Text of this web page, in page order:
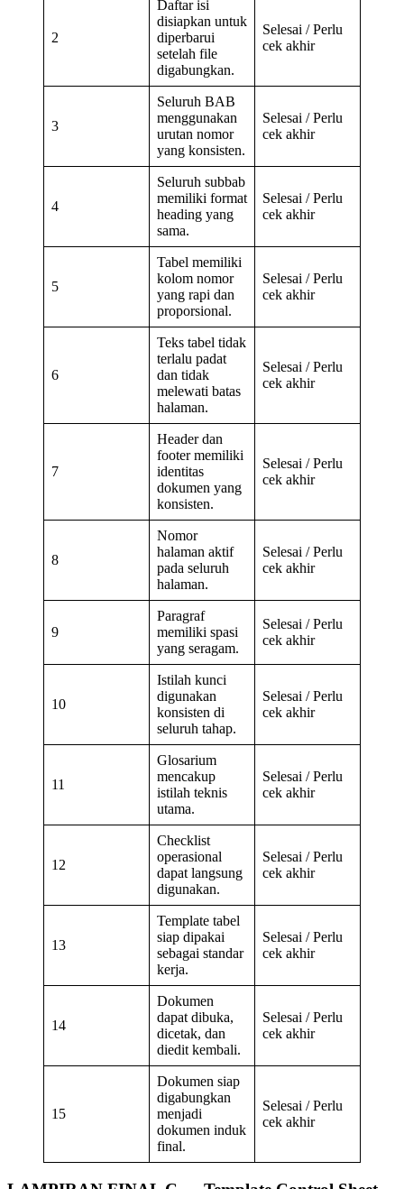
2
Daftar isi
disiapkan untuk
diperbarui
setelah file
digabungkan.
Selesai / Perlu
cek akhir
3
Seluruh BAB
menggunakan
urutan nomor
yang konsisten.
Selesai / Perlu
cek akhir
4
Seluruh subbab
memiliki format
heading yang
sama.
Selesai / Perlu
cek akhir
5
Tabel memiliki
kolom nomor
yang rapi dan
proporsional.
Selesai / Perlu
cek akhir
6
Teks tabel tidak
terlalu padat
dan tidak
melewati batas
halaman.
Selesai / Perlu
cek akhir
7
Header dan
footer memiliki
identitas
dokumen yang
konsisten.
Selesai / Perlu
cek akhir
8
Nomor
halaman aktif
pada seluruh
halaman.
Selesai / Perlu
cek akhir
9
Paragraf
memiliki spasi
yang seragam.
Selesai / Perlu
cek akhir
10
Istilah kunci
digunakan
konsisten di
seluruh tahap.
Selesai / Perlu
cek akhir
11
Glosarium
mencakup
istilah teknis
utama.
Selesai / Perlu
cek akhir
12
Checklist
operasional
dapat langsung
digunakan.
Selesai / Perlu
cek akhir
13
Template tabel
siap dipakai
sebagai standar
kerja.
Selesai / Perlu
cek akhir
14
Dokumen
dapat dibuka,
dicetak, dan
diedit kembali.
Selesai / Perlu
cek akhir
15
Dokumen siap
digabungkan
menjadi
dokumen induk
final.
Selesai / Perlu
cek akhir